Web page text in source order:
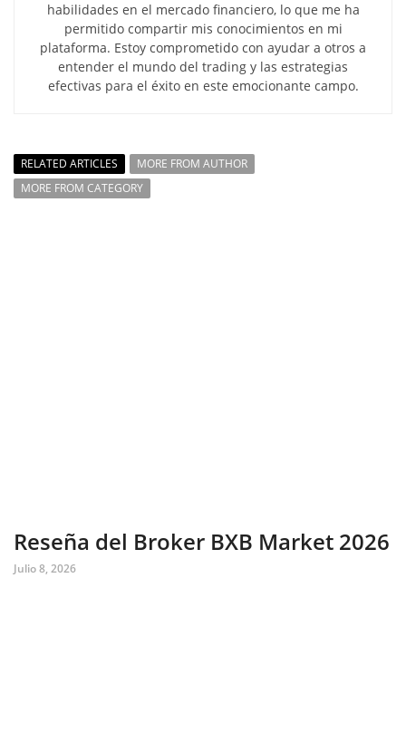
habilidades en el mercado financiero, lo que me ha
permitido compartir mis conocimientos en mi
plataforma. Estoy comprometido con ayudar a otros a
entender el mundo del trading y las estrategias
efectivas para el éxito en este emocionante campo.
RELATED ARTICLES
MORE FROM AUTHOR
MORE FROM CATEGORY
Reseña del Broker BXB Market 2026
Julio 8, 2026